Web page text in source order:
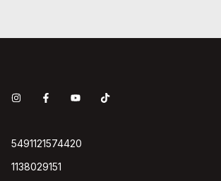
5491121574420
1138029151